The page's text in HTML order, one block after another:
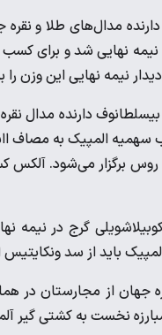
دارنده مدال‌های طلا و
نهایی شد و برای کسب
نیمه نهایی این وزن را
المپیک به مصاف
روس برگزار می‌شود.
رابرت کوبیلاشویلی گرج
باید از سد ونکایتیس
جهان از مجارستان در
نخست به کشتی گیر